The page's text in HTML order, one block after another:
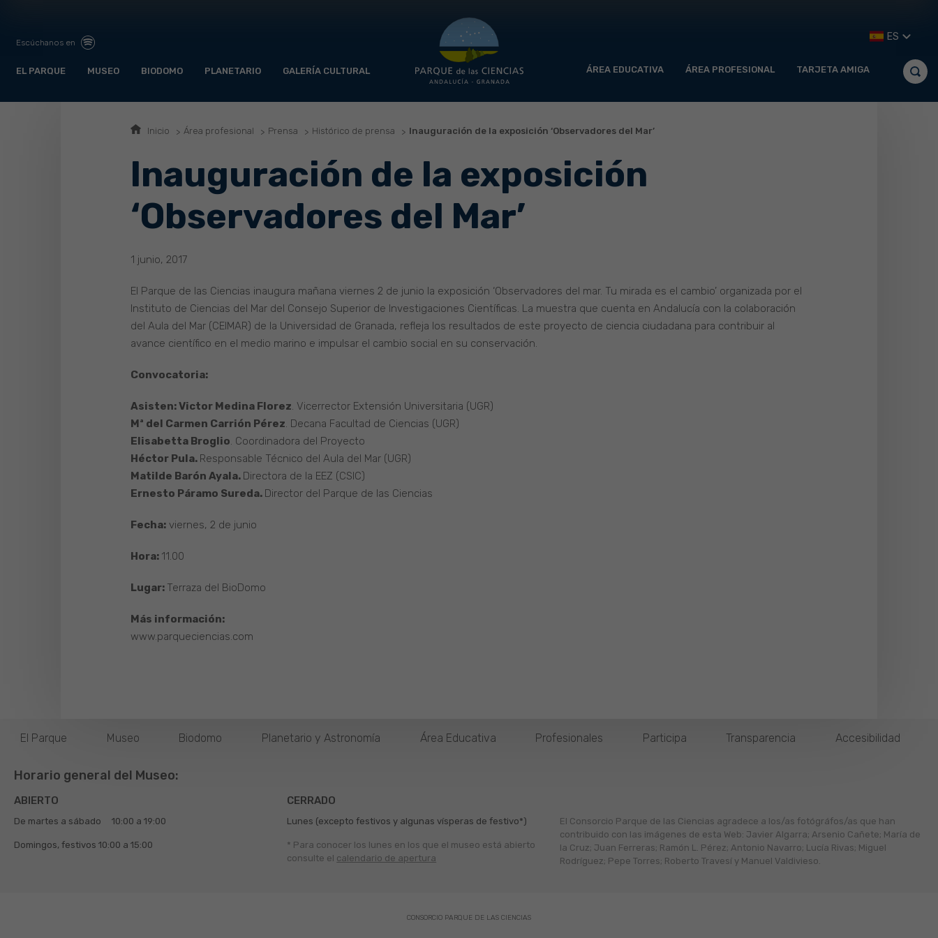
Escúchanos en
EL PARQUE MUSEO BIODOMO PLANETARIO GALERÍA CULTURAL ÁREA EDUCATIVA ÁREA PROFESIONAL TARJETA AMIGA
ES
Inicio Área profesional Prensa Histórico de prensa Inauguración de la exposición ‘Observadores del Mar’
Inauguración de la exposición
‘Observadores del Mar’
1 junio, 2017
El Parque de las Ciencias inaugura mañana viernes 2 de junio la exposición ‘Observadores del mar. Tu mirada es el cambio’ organizada por el
Instituto de Ciencias del Mar del Consejo Superior de Investigaciones Científicas. La muestra que cuenta en Andalucía con la colaboración
del Aula del Mar (CEIMAR) de la Universidad de Granada, refleja los resultados de este proyecto de ciencia ciudadana para contribuir al
avance científico en el medio marino e impulsar el cambio social en su conservación.
Convocatoria:
Asisten: Victor Medina Florez. Vicerrector Extensión Universitaria (UGR)
Mª del Carmen Carrión Pérez. Decana Facultad de Ciencias (UGR)
Elisabetta Broglio. Coordinadora del Proyecto
Héctor Pula. Responsable Técnico del Aula del Mar (UGR)
Matilde Barón Ayala. Directora de la EEZ (CSIC)
Ernesto Páramo Sureda. Director del Parque de las Ciencias
Fecha: viernes, 2 de junio
Hora: 11.00
Lugar: Terraza del BioDomo
Más información:
www.parqueciencias.com
El Parque Museo Biodomo Planetario y Astronomía Área Educativa Profesionales Participa Transparencia Accesibilidad
Horario general del Museo:
ABIERTO
De martes a sábado 10:00 a 19:00
Domingos, festivos 10:00 a 15:00
CERRADO
Lunes (excepto festivos y algunas vísperas de festivo*)
* Para conocer los lunes en los que el museo está abierto
consulte el calendario de apertura
El Consorcio Parque de las Ciencias agradece a los/as fotógráfos/as que han
contribuido con las imágenes de esta Web: Javier Algarra; Arsenio Cañete; María de
la Cruz; Juan Ferreras; Ramón L. Pérez; Antonio Navarro; Lucía Rivas; Miguel
Rodríguez; Pepe Torres; Roberto Travesí y Manuel Valdivieso.
CONSORCIO PARQUE DE LAS CIENCIAS